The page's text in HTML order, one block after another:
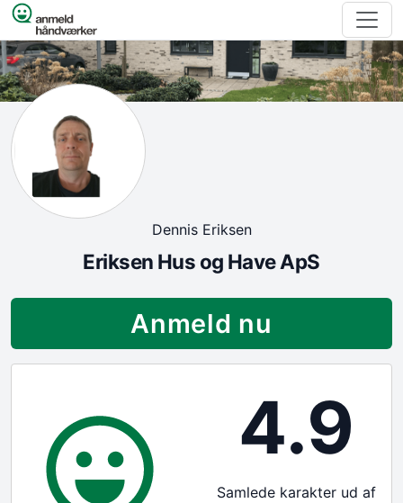
Spring til indhold
Dennis Eriksen
Eriksen Hus og Have ApS
Anmeld nu
4.9
Samlede karakter ud af